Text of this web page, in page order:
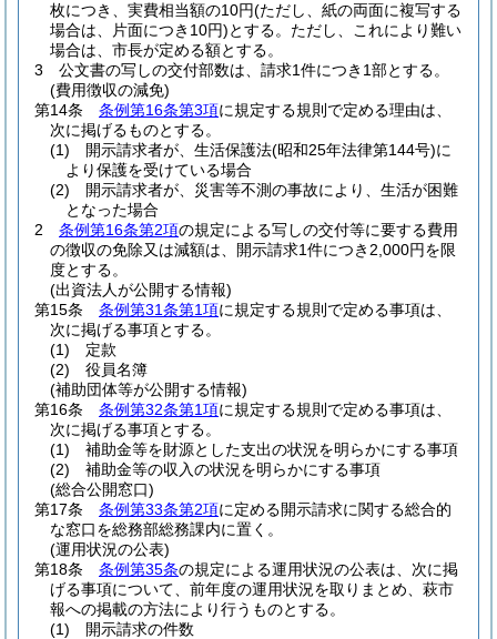
枚につき、実費相当額の10円(ただし、紙の両面に複写する
場合は、片面につき10円)とする。 ただし、これにより難い
場合は、市長が定める額とする。
3
公文書の写しの交付部数は、請求1件につき1部とする。
(費用徴収の減免)
第14条
条例第16条第3項に規定する規則で定める理由は、
次に掲げるものとする。
(1)
開示請求者が、生活保護法(昭和25年法律第144号)に
より保護を受けている場合
(2)
開示請求者が、災害等不測の事故により、生活が困難
となった場合
2
条例第16条第2項の規定による写しの交付等に要する費用
の徴収の免除又は減額は、開示請求1件につき2,000円を限
度とする。
(出資法人が公開する情報)
第15条
条例第31条第1項に規定する規則で定める事項は、
次に掲げる事項とする。
(1)
定款
(2)
役員名簿
(補助団体等が公開する情報)
第16条
条例第32条第1項に規定する規則で定める事項は、
次に掲げる事項とする。
(1)
補助金等を財源とした支出の状況を明らかにする事項
(2)
補助金等の収入の状況を明らかにする事項
(総合公開窓口)
第17条
条例第33条第2項に定める開示請求に関する総合的
な窓口を総務部総務課内に置く。
(運用状況の公表)
第18条
条例第35条の規定による運用状況の公表は、次に掲
げる事項について、前年度の運用状況を取りまとめ、萩市
報への掲載の方法により行うものとする。
(1)
開示請求の件数